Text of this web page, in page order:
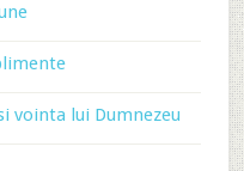
vointa lui Dumnezeu